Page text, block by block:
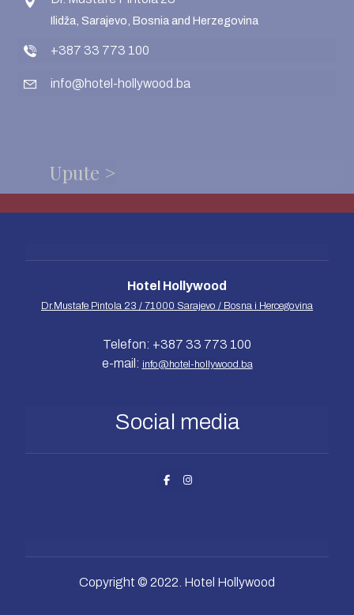
Ilidža, Sarajevo, Bosnia and Herzegovina
+387 33 773 100
info@hotel-hollywood.ba
Upute >
Hotel Hollywood
Dr.Mustafe Pintola 23 / 71000 Sarajevo / Bosna i Hercegovina
Telefon: +387 33 773 100
e-mail: info@hotel-hollywood.ba
Social media
Copyright © 2022. Hotel Hollywood